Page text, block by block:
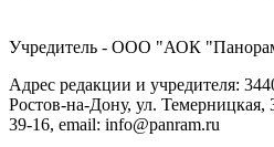
Учредитель - ООО "АОК
Адрес редакции и учредителя:
Ростов-на-Дону, ул. Темерницкая,
39-16, email: info@panram.ru